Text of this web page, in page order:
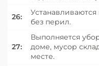
26:
без перил.
27:
Выполняется
доме, мусор
месте.